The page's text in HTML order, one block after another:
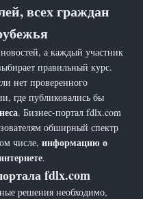
всех граждан
а каждый участник
правильный курс.
нет проверенного
где публиковались бы
. Бизнес-портал fdlx.com
обширный спектр
числе,информацию о
.
fdlx.com
решения необходимо,